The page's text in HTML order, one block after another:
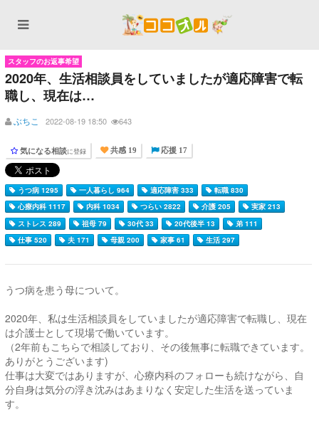
スタッフのお返事希望
2020年、生活相談員をしていましたが適応障害で転
職し、現在は…
ぶちこ 2022-08-19 18:50 643
気になる相談に登録 共感 19 応援 17
うつ病 1295 一人暮らし 964 適応障害 333
転職 830
心療内科 1117
内科 1034 つらい 2822 介護 205
実家 213
ストレス 289
祖母 79 30代 33 20代後半 13
弟 111
仕事 520
夫 171 母親 200 家事 61 生活 297
うつ病を患う母について。
2020年、私は生活相談員をしていましたが適応障害で転職し、現在
は介護士として現場で働いています。
（2年前もこちらで相談しており、その後無事に転職できています。
ありがとうございます)
仕事は大変ではありますが、心療内科のフォローも続けながら、自
分自身は気分の浮き沈みはあまりなく安定した生活を送っていま
す。